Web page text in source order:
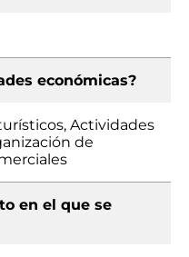
económicas?
Actividades
de
en el que se